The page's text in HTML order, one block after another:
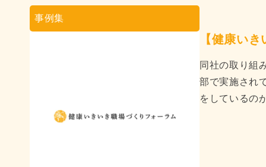
事例集
【健康い
同社の取り組
部で実施され
をしているの